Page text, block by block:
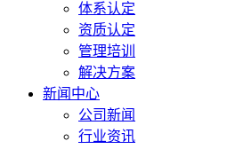
体系认定
资质认定
管理培训
解决方案
新闻中心
公司新闻
行业资讯